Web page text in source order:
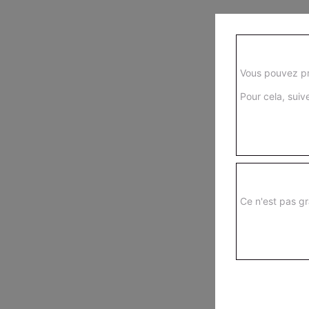
Vous pouvez
Pour cela,
Ce n'est pas